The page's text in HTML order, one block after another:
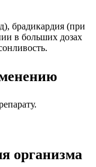
брадикардия (при
в больших дозах
организма